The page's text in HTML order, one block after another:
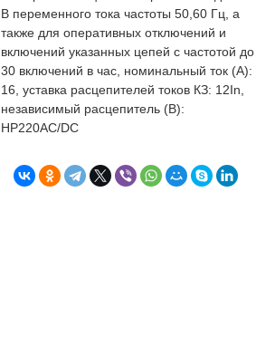
В переменного тока частоты 50,60 Гц, а
также для оперативных отключений и
включений указанных цепей с частотой до
30 включений в час, номинальный ток (А):
16, уставка расцепителей токов КЗ: 12In,
независимый расцепитель (В):
НР220AC/DC